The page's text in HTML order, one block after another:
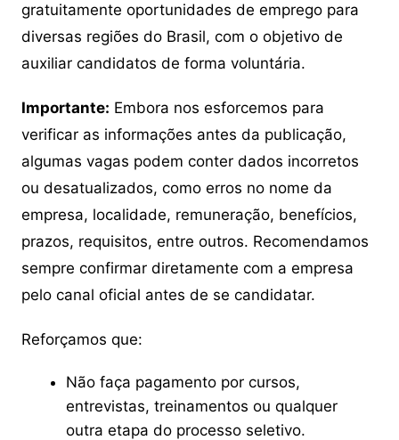
gratuitamente oportunidades de emprego para
diversas regiões do Brasil, com o objetivo de
auxiliar candidatos de forma voluntária.
Importante: Embora nos esforcemos para
verificar as informações antes da publicação,
algumas vagas podem conter dados incorretos
ou desatualizados, como erros no nome da
empresa, localidade, remuneração, benefícios,
prazos, requisitos, entre outros. Recomendamos
sempre confirmar diretamente com a empresa
pelo canal oficial antes de se candidatar.
Reforçamos que:
Não faça pagamento por cursos,
entrevistas, treinamentos ou qualquer
outra etapa do processo seletivo.